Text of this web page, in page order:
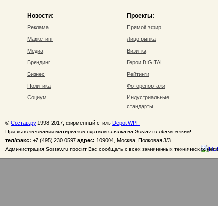
Новости:
Реклама
Маркетинг
Медиа
Брендинг
Бизнес
Политика
Социум
Проекты:
Прямой эфир
Лицо рынка
Визитка
Герои DIGITAL
Рейтинги
Фоторепортажи
Индустриальные
стандарты
© Состав.ру 1998-2017, фирменный стиль Depot WPF
При использовании материалов портала ссылка на Sostav.ru обязательна!
тел/факс: +7 (495) 230 0597 адрес: 109004, Москва, Полковая 3/3
Администрация Sostav.ru просит Вас сообщать о всех замеченных технических